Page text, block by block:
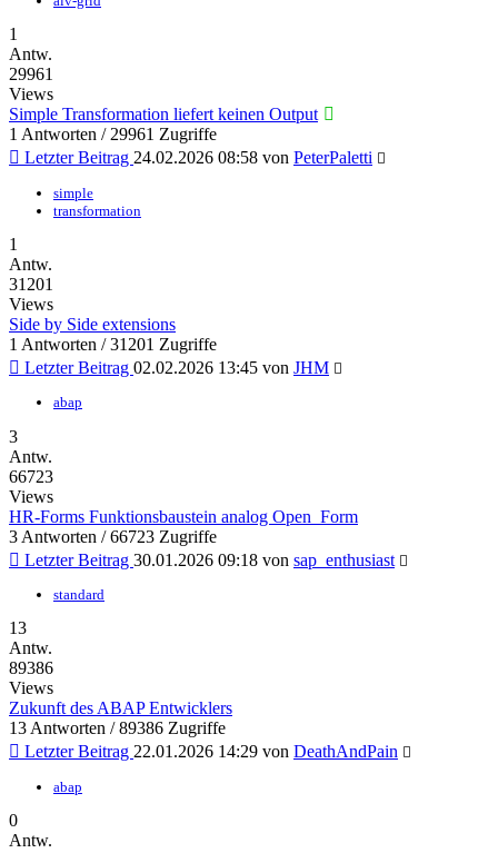
1
Antw.
29961
Views
Simple Transformation liefert keinen Output
1 Antworten / 29961 Zugriffe
Letzter Beitrag 24.02.2026 08:58 von PeterPaletti
simple
transformation
1
Antw.
31201
Views
Side by Side extensions
1 Antworten / 31201 Zugriffe
Letzter Beitrag 02.02.2026 13:45 von JHM
abap
3
Antw.
66723
Views
HR-Forms Funktionsbaustein analog Open_Form
3 Antworten / 66723 Zugriffe
Letzter Beitrag 30.01.2026 09:18 von sap_enthusiast
standard
13
Antw.
89386
Views
Zukunft des ABAP Entwicklers
13 Antworten / 89386 Zugriffe
Letzter Beitrag 22.01.2026 14:29 von DeathAndPain
abap
0
Antw.